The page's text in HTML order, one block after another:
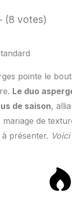
(8 votes)
pointe le
Le duo
de saison,
de
présenter.